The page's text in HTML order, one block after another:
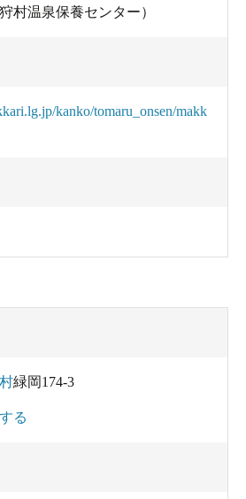
村温泉保養センター）
kanko/tomaru_onsen/makk
緑岡174-3
る